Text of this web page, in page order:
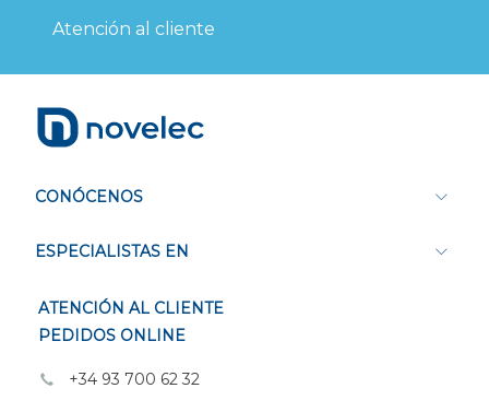
Atención al cliente
CONÓCENOS
ESPECIALISTAS EN
ATENCIÓN AL CLIENTE
PEDIDOS ONLINE
+34 93 700 62 32